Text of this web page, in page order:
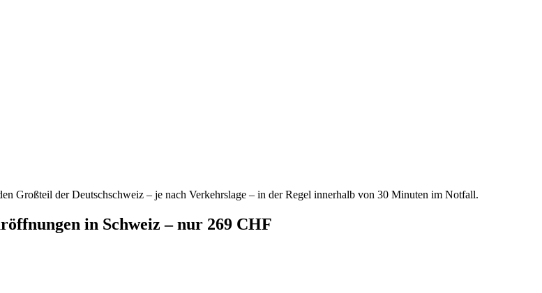
Großteil der Deutschschweiz – je nach Verkehrslage – in der Regel innerhalb von 30 Minuten im Notfall.
in Schweiz – nur 269 CHF